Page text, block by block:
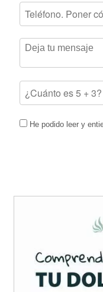
He podido leer y